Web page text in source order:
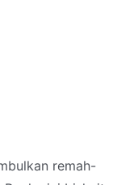
remah-